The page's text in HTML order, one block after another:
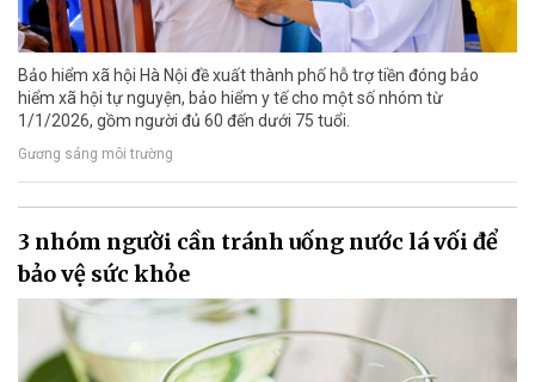
Bảo hiểm xã hội Hà Nội đề xuất thành phố hỗ trợ tiền đóng bảo
hiểm xã hội tự nguyện, bảo hiểm y tế cho một số nhóm từ
1/1/2026, gồm người đủ 60 đến dưới 75 tuổi.
Gương sáng môi trường
3 nhóm người cần tránh uống nước lá vối để
bảo vệ sức khỏe